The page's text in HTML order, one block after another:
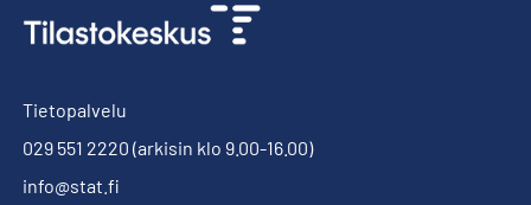
Tietopalvelu
029 551 2220 (arkisin klo 9.00-16.00)
info@stat.fi